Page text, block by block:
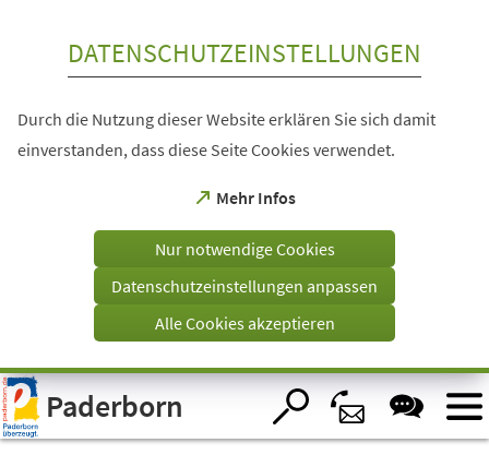
Visuelle
Assistenzsoftware
öffnen.
DATENSCHUTZEINSTELLUNGEN
Durch die Nutzung dieser Website erklären Sie sich damit
einverstanden, dass diese Seite Cookies verwendet.
Mehr Infos
(Öffnet
einem
Tab)
Nur notwendige Cookies
Datenschutzeinstellungen anpassen
Alle Cookies akzeptieren
Paderborn